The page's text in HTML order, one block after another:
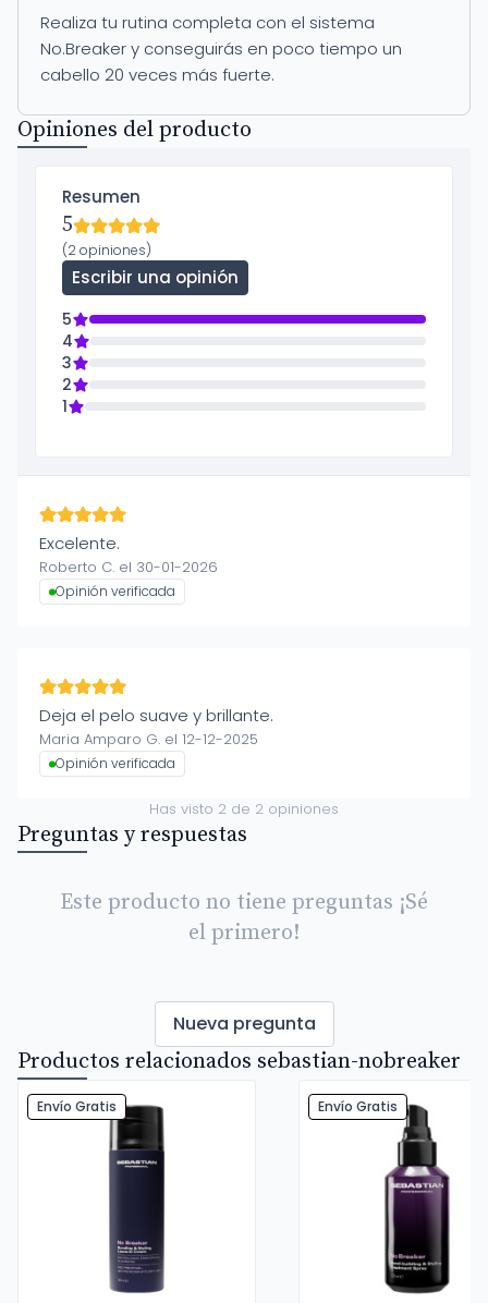
Realiza tu rutina completa con el sistema
No.Breaker y conseguirás en poco tiempo un
cabello 20 veces más fuerte.
Opiniones del producto
Resumen
5
(2 opiniones)
Escribir una opinión
5
4
3
2
1
Excelente.
Roberto C. el 30-01-2026
Opinión verificada
Deja el pelo suave y brillante.
Maria Amparo G. el 12-12-2025
Opinión verificada
Has visto 2 de 2 opiniones
Preguntas y respuestas
Este producto no tiene preguntas ¡Sé
el primero!
Nueva pregunta
Productos relacionados sebastian-nobreaker
Envío Gratis Envío Gratis